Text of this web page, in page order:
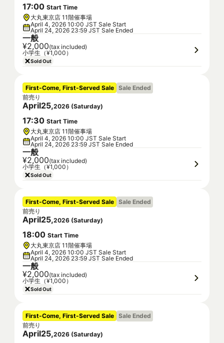
17:00 Start Time
大丸東京店 11階催事場
April 4, 2026 10:00 JST Sale Start
April 24, 2026 23:59 JST Sale Ended
一般
¥2,000(tax included)
小学生（¥1,000）
Sold Out
First-Come, First-Served Sale Sale Ended
前売り
April25,2026 (Saturday)
17:30 Start Time
大丸東京店 11階催事場
April 4, 2026 10:00 JST Sale Start
April 24, 2026 23:59 JST Sale Ended
一般
¥2,000(tax included)
小学生（¥1,000）
Sold Out
First-Come, First-Served Sale Sale Ended
前売り
April25,2026 (Saturday)
18:00 Start Time
大丸東京店 11階催事場
April 4, 2026 10:00 JST Sale Start
April 24, 2026 23:59 JST Sale Ended
一般
¥2,000(tax included)
小学生（¥1,000）
Sold Out
First-Come, First-Served Sale Sale Ended
前売り
April25,2026 (Saturday)